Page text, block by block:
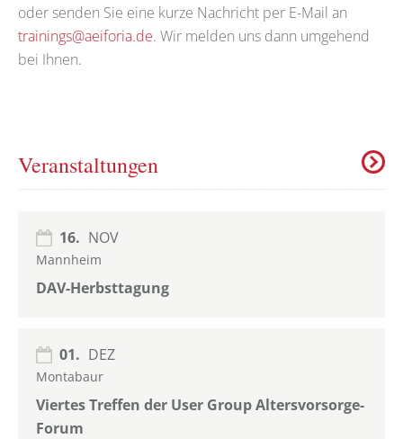
oder senden Sie eine kurze Nachricht per E-Mail an
trainings@aeiforia.de. Wir melden uns dann umgehend
bei Ihnen.
Veranstaltungen
16. NOV
Mannheim
DAV-Herbsttagung
01. DEZ
Montabaur
Viertes Treffen der User Group Altersvorsorge-
Forum